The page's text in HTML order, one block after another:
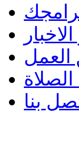
العمل
بنا